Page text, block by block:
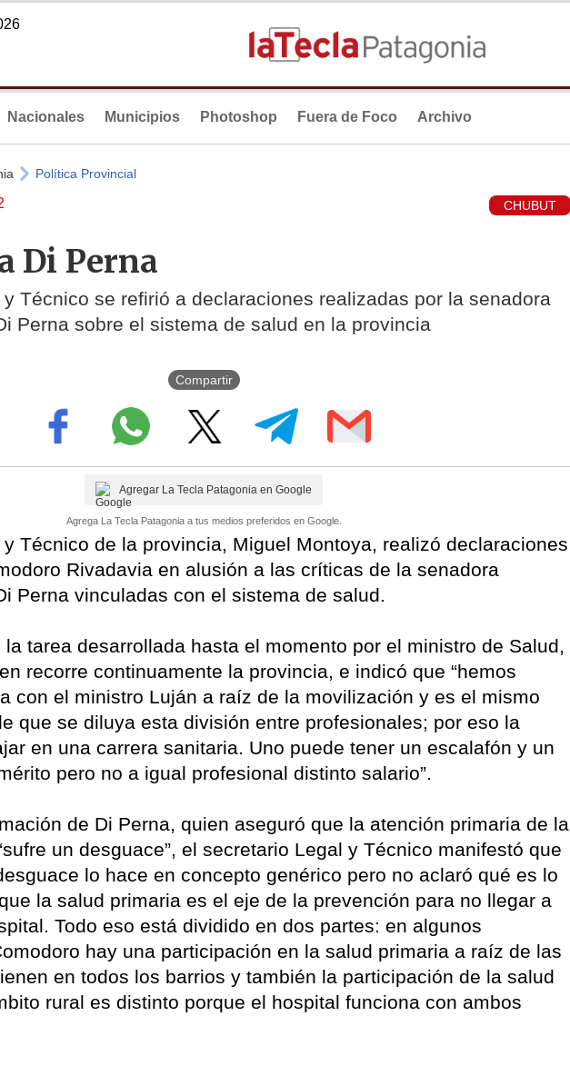
Nacionales Municipios Photoshop Fuera de Foco Archivo
Política Provincial
CHUBUT
Di Perna
Técnico se refirió a declaraciones realizadas por la senadora
Perna sobre el sistema de salud en la provincia
Compartir
Agregar La Tecla Patagonia en Google
Agrega La Tecla Patagonia a tus medios preferidos en Google.
Técnico de la provincia, Miguel Montoya, realizó declaraciones
Rivadavia en alusión a las críticas de la senadora
Perna vinculadas con el sistema de salud.
tarea desarrollada hasta el momento por el ministro de Salud,
recorre continuamente la provincia, e indicó que “hemos
con el ministro Luján a raíz de la movilización y es el mismo
que se diluya esta división entre profesionales; por eso la
en una carrera sanitaria. Uno puede tener un escalafón y un
pero no a igual profesional distinto salario”.
de Di Perna, quien aseguró que la atención primaria de la
un desguace”, el secretario Legal y Técnico manifestó que
lo hace en concepto genérico pero no aclaró qué es lo
la salud primaria es el eje de la prevención para no llegar a
Todo eso está dividido en dos partes: en algunos
hay una participación en la salud primaria a raíz de las
en todos los barrios y también la participación de la salud
rural es distinto porque el hospital funciona con ambos